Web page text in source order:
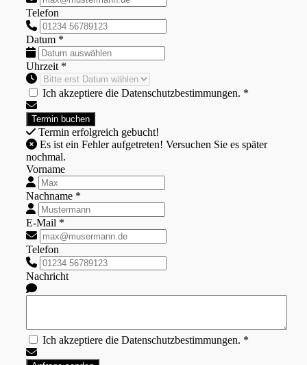
Telefon
Datum *
Uhrzeit *
Ich akzeptiere die Datenschutzbestimmungen. *
Termin erfolgreich gebucht!
nochmal.
Vorname
Nachname *
E-Mail *
Telefon
Nachricht
Ich akzeptiere die Datenschutzbestimmungen. *